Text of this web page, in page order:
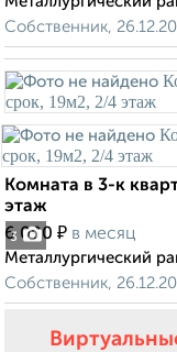
Собственник,
3
Комната в 3-к
этаж
6 000 ₽ в месяц
Металлургический
Собственник,